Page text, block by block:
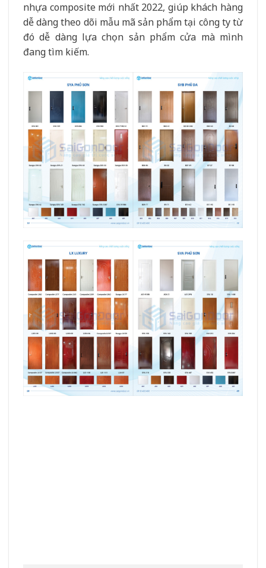
nhựa composite mới nhất 2022, giúp khách hàng
dễ dàng theo dõi mẫu mã sản phẩm tại công ty từ
đó dễ dàng lựa chọn sản phẩm cửa mà mình
đang tìm kiếm.